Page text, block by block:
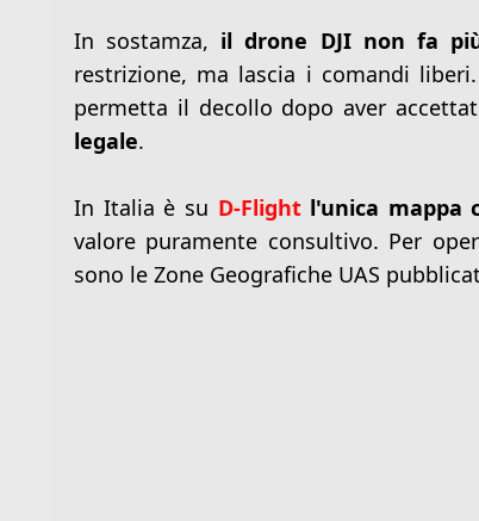
In sostamza, il drone DJI non fa
restrizione, ma lascia i comandi
permetta il decollo dopo aver
legale.
In Italia è su D-Flight l'unica mappa
valore puramente consultivo. Per
sono le Zone Geografiche UAS